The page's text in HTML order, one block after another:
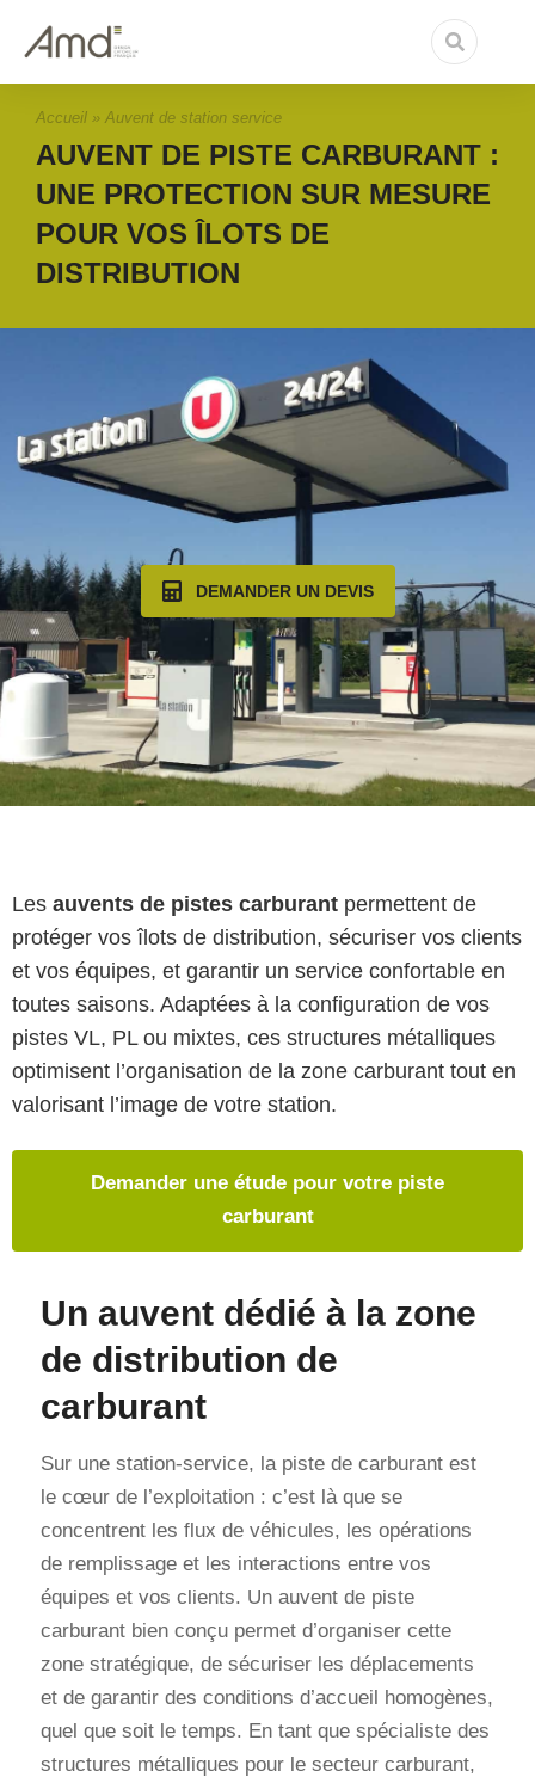
Accueil » Auvent de station service
AUVENT DE PISTE CARBURANT :
UNE PROTECTION SUR MESURE
POUR VOS ÎLOTS DE
DISTRIBUTION
DEMANDER UN DEVIS
Les auvents de pistes carburant permettent de
protéger vos îlots de distribution, sécuriser vos clients
et vos équipes, et garantir un service confortable en
toutes saisons. Adaptées à la configuration de vos
pistes VL, PL ou mixtes, ces structures métalliques
optimisent l’organisation de la zone carburant tout en
valorisant l’image de votre station.
Demander une étude pour votre piste
carburant
Un auvent dédié à la zone
de distribution de
carburant
Sur une station-service, la piste de carburant est
le cœur de l’exploitation : c’est là que se
concentrent les flux de véhicules, les opérations
de remplissage et les interactions entre vos
équipes et vos clients. Un auvent de piste
carburant bien conçu permet d’organiser cette
zone stratégique, de sécuriser les déplacements
et de garantir des conditions d’accueil homogènes,
quel que soit le temps. En tant que spécialiste des
structures métalliques pour le secteur carburant,